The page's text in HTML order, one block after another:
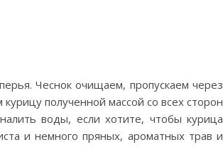
Чеснок очищаем, пропускаем через
полученной массой со всех сторон
воды, если хотите, чтобы курица
и немного пряных, ароматных трав и